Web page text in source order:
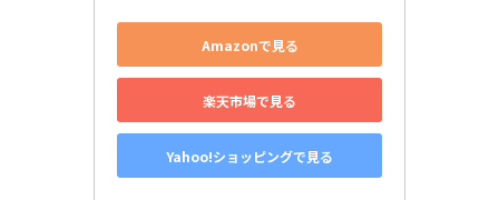
Amazonで見る
楽天市場で見る
Yahoo!ショッピングで見る